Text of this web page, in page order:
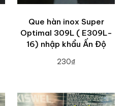
Que hàn inox Super
Optimal 309L ( E309L-
16) nhập khẩu Ấn Độ
230₫